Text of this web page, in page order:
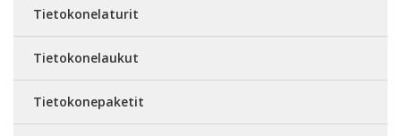
Tietokonelaturit
Tietokonelaukut
Tietokonepaketit